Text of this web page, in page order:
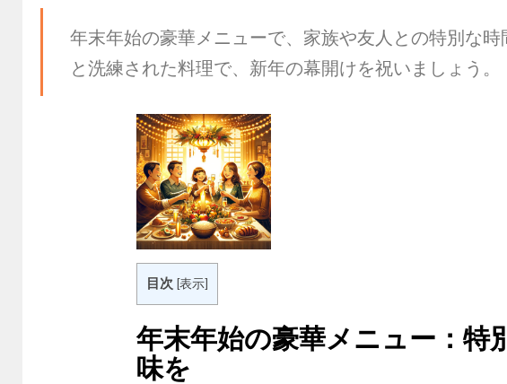
年末年始の豪華メニューで、家族や友人との特別な
と洗練された料理で、新年の幕開けを祝いましょう。
目次 [表示]
年末年始の豪華メニュー：特
味を